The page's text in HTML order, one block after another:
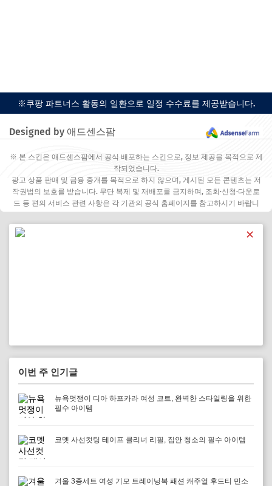
※쿠팡 파트너스 활동의 일환으로 일정 수수료를 제공받습니다.
Designed by 애드센스팜
※ 본 스킨은 애드센스팜에서 공식 배포하는 스킨으로, 정보 제공을 목적으로 제
작되었습니다.
광고 상품 판매 및 금융 중개를 목적으로 하지 않으며, 게시된 모든 콘텐츠는 저
작권법의 보호를 받습니다. 무단 복제 및 재배포를 금지하며, 조회·신청·다운로
드 등 편의 서비스 관련 사항은 각 기관의 공식 홈페이지를 참고하시기 바랍니
✕
이번 주 인기글
뉴욕멋쟁이 디아 하프카라 여성 코트, 완벽한 스타일링을 위한
필수 아이템
코멧 사선컷팅 테이프 클리너 리필, 집안 청소의 필수 아이템
겨울 3종세트 여성 기모 트레이닝복 패션 캐주얼 후드티 민소